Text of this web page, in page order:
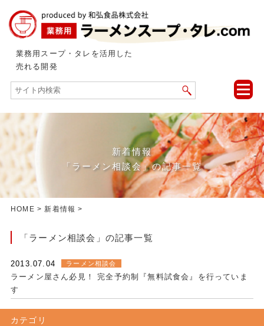
業務用スープ・タレを活用した
売れる開発
toggle
新着情報
「ラーメン相談会」の記事一覧
HOME >新着情報 >
「ラーメン相談会」の記事一覧
2013.07.04 ラーメン相談会
ラーメン屋さん必見！ 完全予約制『無料試食会』を行っていま
す
カテゴリ